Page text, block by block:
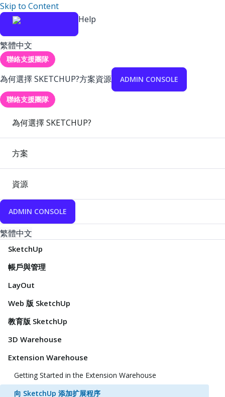
Skip to Content
Help
繁體中文
聯絡支援團隊
為何選擇 SKETCHUP?方案資源 ADMIN CONSOLE
聯絡支援團隊
為何選擇 SKETCHUP?
方案
資源
ADMIN CONSOLE
繁體中文
SketchUp
帳戶與管理
LayOut
Web 版 SketchUp
教育版 SketchUp
3D Warehouse
Extension Warehouse
Getting Started in the Extension Warehouse
向 SketchUp 添加扩展程序